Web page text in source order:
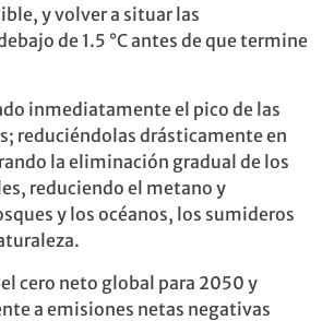
y volver a situar las
de 1.5 °C antes de que termine
inmediatamente el pico de las
reduciéndolas drásticamente en
la eliminación gradual de los
reduciendo el metano y
y los océanos, los sumideros
cero neto global para 2050 y
a emisiones netas negativas